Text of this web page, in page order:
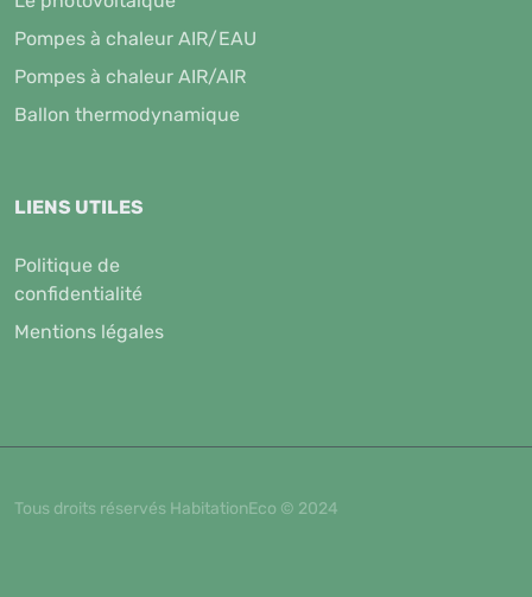
Pompes à chaleur AIR/EAU
Pompes à chaleur AIR/AIR
Ballon thermodynamique
LIENS UTILES
Politique de
confidentialité
Mentions légales
Tous droits réservés HabitationEco © 2024